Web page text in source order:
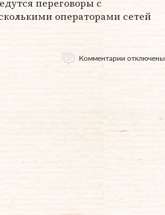
переговоры с
операторами сетей
Комментарии отключены